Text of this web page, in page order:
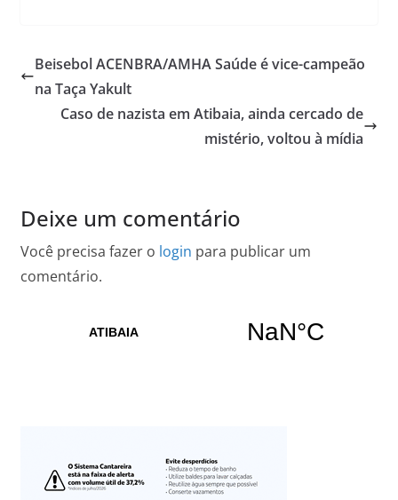
Beisebol ACENBRA/AMHA Saúde é vice-campeão
na Taça Yakult
Caso de nazista em Atibaia, ainda cercado de
mistério, voltou à mídia
Deixe um comentário
Você precisa fazer o login para publicar um
comentário.